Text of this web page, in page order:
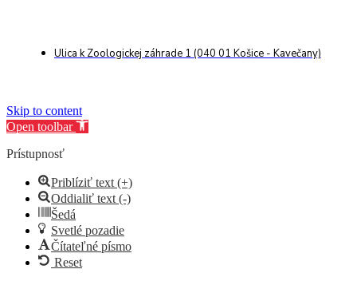
Ulica k Zoologickej záhrade 1 (040 01 Košice - Kavečany)
Skip to content
Open toolbar
Prístupnosť
Priblíziť text (+)
Oddialiť text (-)
Šedá
Svetlé pozadie
Čítateľné písmo
Reset